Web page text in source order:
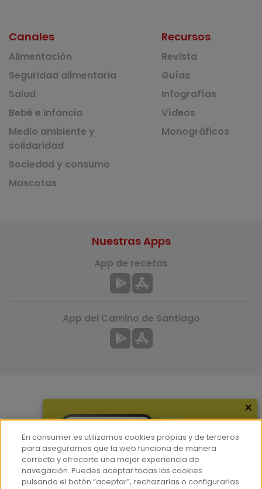
Canales
Alimentación
Seguridad alimentaria
Salud
Bebé e infancia
Medio ambiente y
solidaridad
Sociedad y consumo
Mascotas
Recursos
Revista
Guías
Infografías
Vídeos
Monográficos
Hemeroteca
Contacto
Prensa
Nuestras Apps
App de recetas
App del Camino de Santiago
×
En consumer.es utilizamos cookies propias y de terceros
para asegurarnos que la web funciona de manera
correcta y ofrecerte una mejor experiencia de
navegación. Puedes aceptar todas las cookies
pulsando el botón “aceptar”, rechazarlas o configurarlas